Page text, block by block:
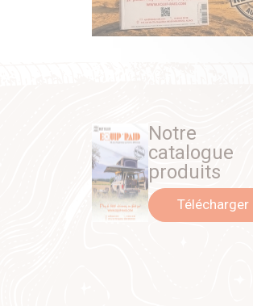
Notre
catalogue
produits
Télécharger